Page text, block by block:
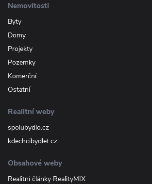
Nemovitosti
Byty
Domy
Projekty
Pozemky
Komerční
Ostatní
Realitní weby
spolubydlo.cz
kdechcibydlet.cz
Obsahové weby
Realitní články RealityMIX